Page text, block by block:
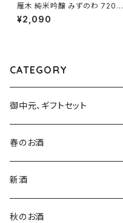
雁木 純米吟醸 みずのわ 720m
l１本（八百新酒造・山口県岩国
市今津町）
¥2,090
CATEGORY
御中元、ギフトセット
春のお酒
新酒
秋のお酒